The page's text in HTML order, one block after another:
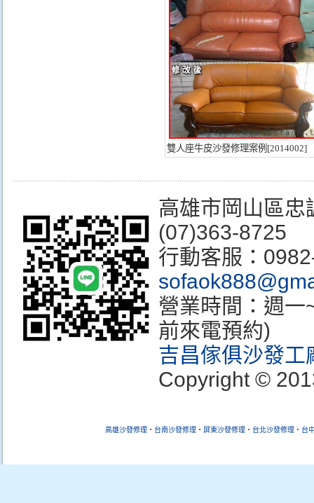
雙人座牛皮沙發修理案例[2014002]
高雄市岡山區
(07)363-8725
行動客服：
營業時間：週
前來電預約)
吉昌傢俱沙發工
Copyright ©
高雄沙發修理 ‧ 台南沙發修理 ‧ 屏東沙發修理 ‧ 台北沙發修理 ‧ 台